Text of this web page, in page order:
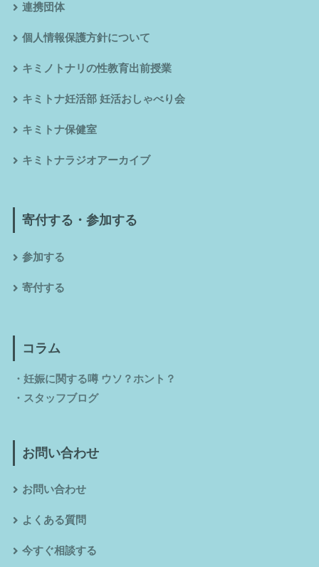
連携団体
個人情報保護方針について
キミノトナリの性教育出前授業
キミトナ妊活部 妊活おしゃべり会
キミトナ保健室
キミトナラジオアーカイブ
寄付する・参加する
参加する
寄付する
コラム
・ 妊娠に関する噂 ウソ？ホント？
・ スタッフブログ
お問い合わせ
お問い合わせ
よくある質問
今すぐ相談する